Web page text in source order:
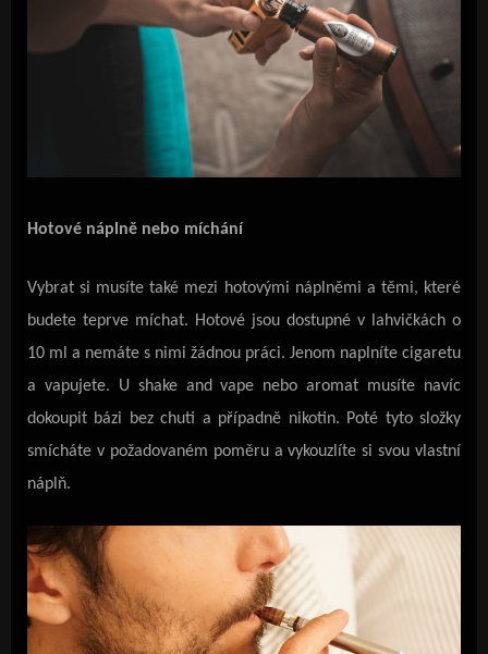
Hotové náplně nebo míchání
Vybrat si musíte také mezi hotovými náplněmi a těmi, které
budete teprve míchat. Hotové jsou dostupné v lahvičkách o
10 ml a nemáte s nimi žádnou práci. Jenom naplníte cigaretu
a vapujete. U shake and vape nebo aromat musíte navíc
dokoupit bázi bez chuti a případně nikotin. Poté tyto složky
smícháte v požadovaném poměru a vykouzlíte si svou vlastní
náplň.